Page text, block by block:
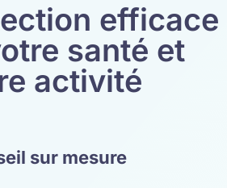
efficace
santé et
activité
sur mesure